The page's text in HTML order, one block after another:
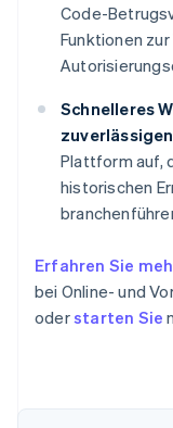
Code-
Funktionen
Schnelleres
Plattform auf,
historischen
Erfahren Sie
bei Online- und
oderstarten Sie